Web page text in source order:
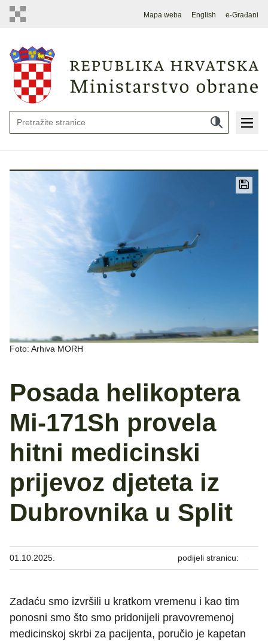
Mapa weba English e-Građani
Foto: Arhiva MORH
Posada helikoptera
Mi-171Sh provela
hitni medicinski
prijevoz djeteta iz
Dubrovnika u Split
01.10.2025. podijeli stranicu:
Zadaću smo izvršili u kratkom vremenu i kao tim
ponosni smo što smo pridonijeli pravovremenoj
medicinskoj skrbi za pacijenta, poručio je kapetan